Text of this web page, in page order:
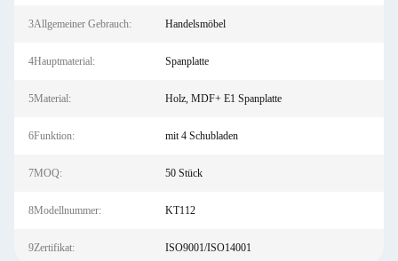
3Allgemeiner Gebrauch: Handelsmöbel
4Hauptmaterial: Spanplatte
5Material: Holz, MDF+ E1 Spanplatte
6Funktion: mit 4 Schubladen
7MOQ: 50 Stück
8Modellnummer: KT112
9Zertifikat: ISO9001/ISO14001